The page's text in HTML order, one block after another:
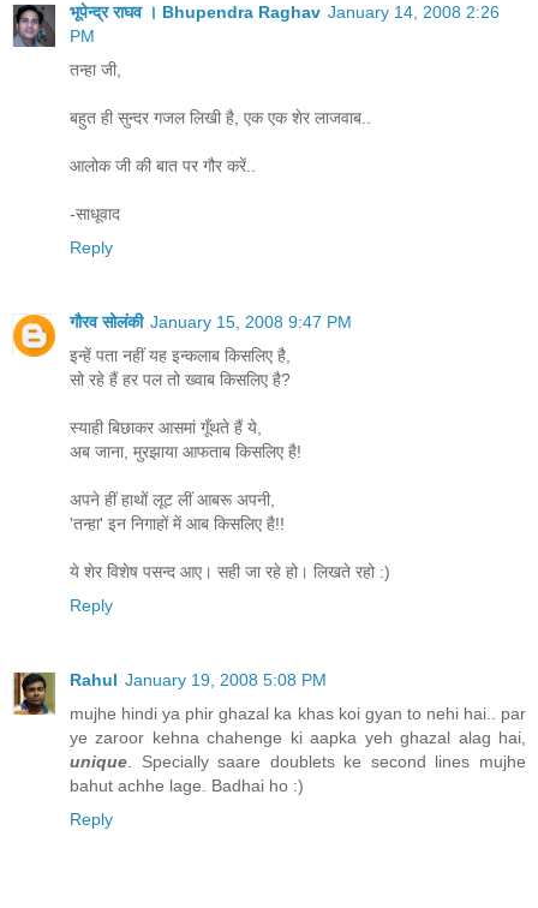
भूपेन्द्र राघव । Bhupendra Raghav January 14, 2008 2:26
PM
तन्हा जी,
बहुत ही सुन्दर गजल लिखी है, एक एक शेर लाजवाब..
आलोक जी की बात पर गौर करें..
-साधूवाद
Reply
गौरव सोलंकी January 15, 2008 9:47 PM
इन्हें पता नहीं यह इन्कलाब किसलिए है,
सो रहे हैं हर पल तो ख्वाब किसलिए है?
स्याही बिछाकर आसमां गूँथते हैं ये,
अब जाना, मुरझाया आफताब किसलिए है!
अपने हीं हाथों लूट लीं आबरू अपनी,
'तन्हा' इन निगाहों में आब किसलिए है!!
ये शेर विशेष पसन्द आए। सही जा रहे हो। लिखते रहो :)
Reply
Rahul January 19, 2008 5:08 PM
mujhe hindi ya phir ghazal ka khas koi gyan to nehi hai.. par
ye zaroor kehna chahenge ki aapka yeh ghazal alag hai,
unique . Specially saare doublets ke second lines mujhe
bahut achhe lage. Badhai ho :)
Reply